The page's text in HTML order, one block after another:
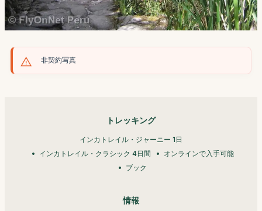
非契約写真
トレッキング
インカトレイル・ジャーニー 1日
インカトレイル・クラシック 4日間
オンラインで入手可能
ブック
情報